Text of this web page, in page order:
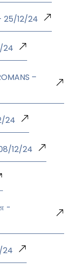
25/12/24
24
–
24
12/24
-
24